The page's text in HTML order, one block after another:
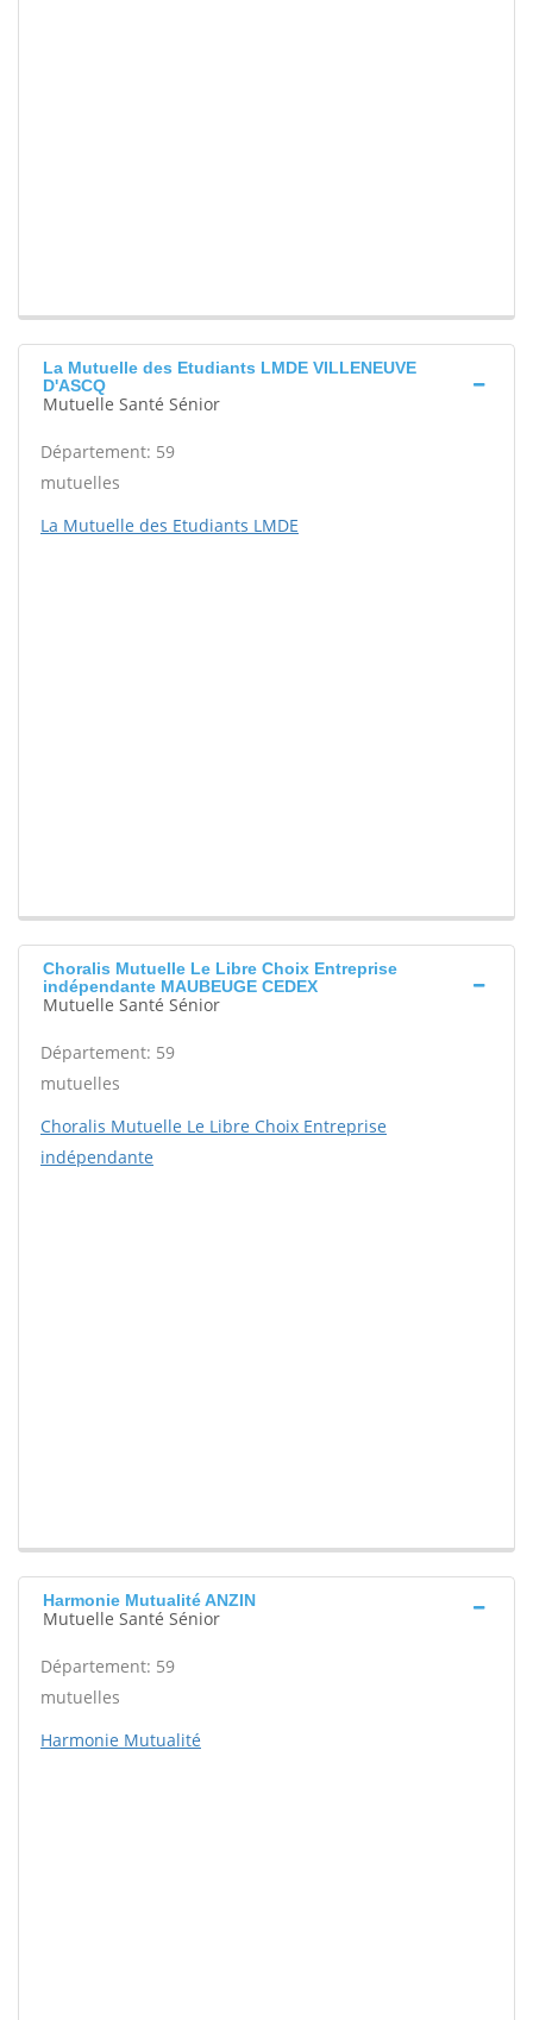
La Mutuelle des Etudiants LMDE VILLENEUVE
D'ASCQ
Mutuelle Santé Sénior
Département: 59
mutuelles
La Mutuelle des Etudiants LMDE
Choralis Mutuelle Le Libre Choix Entreprise
indépendante MAUBEUGE CEDEX
Mutuelle Santé Sénior
Département: 59
mutuelles
Choralis Mutuelle Le Libre Choix Entreprise
indépendante
Harmonie Mutualité ANZIN
Mutuelle Santé Sénior
Département: 59
mutuelles
Harmonie Mutualité